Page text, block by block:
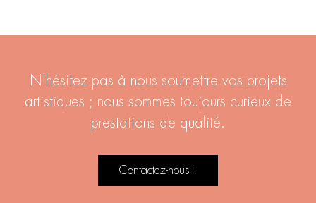
N'hésitez pas à nous soumettre vos projets
artistiques ; nous sommes toujours curieux de
prestations de qualité.
Contactez-nous !